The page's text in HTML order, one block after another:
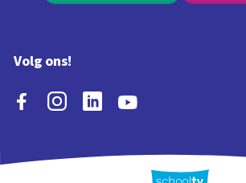
Volg ons!